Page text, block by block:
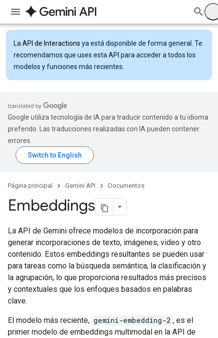
La API de Interactions ya está disponible de forma general. Te
recomendamos que uses esta API para acceder a todos los
modelos y funciones más recientes.
Google utiliza tecnología de IA para traducir contenido a tu idioma
preferido. Las traducciones realizadas con IA pueden contener
errores.
Página principal Gemini API Documentos
Embeddings
La API de Gemini ofrece modelos de incorporación para
generar incorporaciones de texto, imágenes, video y otro
contenido. Estos embeddings resultantes se pueden usar
para tareas como la búsqueda semántica, la clasificación y
la agrupación, lo que proporciona resultados más precisos
y contextuales que los enfoques basados en palabras
clave.
El modelo más reciente, gemini-embedding-2 , es el
primer modelo de embeddings multimodal en la API de